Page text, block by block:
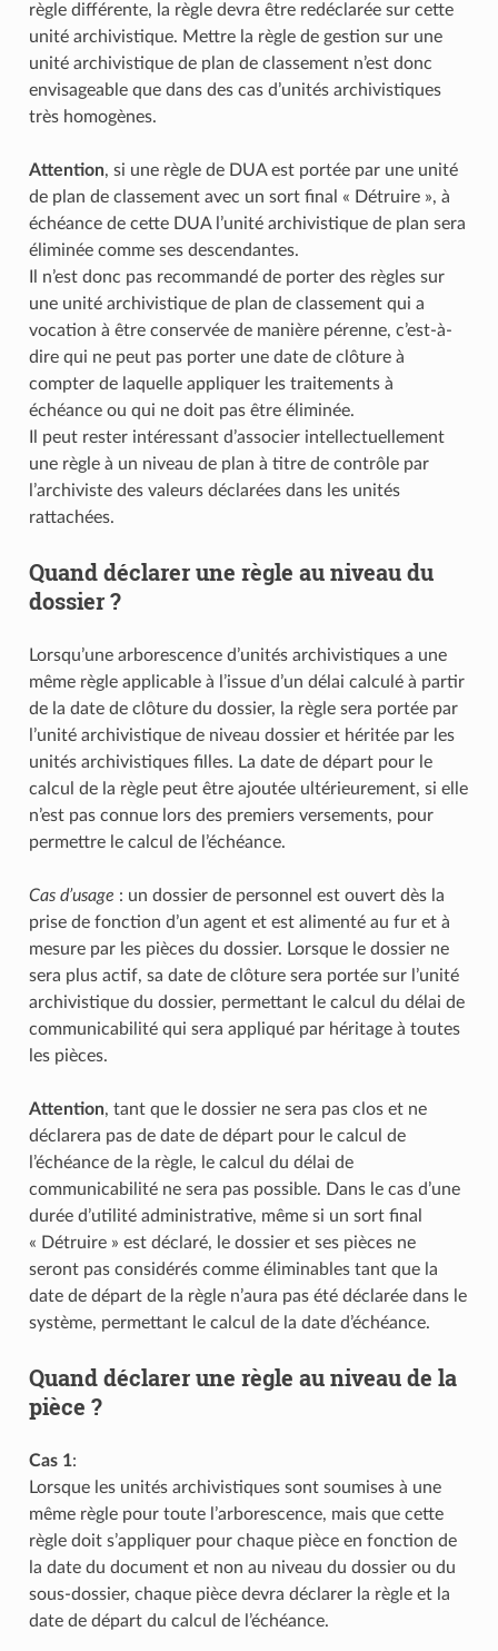
règle différente, la règle devra être redéclarée sur cette
unité archivistique. Mettre la règle de gestion sur une
unité archivistique de plan de classement n’est donc
envisageable que dans des cas d’unités archivistiques
très homogènes.
Attention, si une règle de DUA est portée par une unité
de plan de classement avec un sort final « Détruire », à
échéance de cette DUA l’unité archivistique de plan sera
éliminée comme ses descendantes.
Il n’est donc pas recommandé de porter des règles sur
une unité archivistique de plan de classement qui a
vocation à être conservée de manière pérenne, c’est-à-
dire qui ne peut pas porter une date de clôture à
compter de laquelle appliquer les traitements à
échéance ou qui ne doit pas être éliminée.
Il peut rester intéressant d’associer intellectuellement
une règle à un niveau de plan à titre de contrôle par
l’archiviste des valeurs déclarées dans les unités
rattachées.
Quand déclarer une règle au niveau du
dossier ?
Lorsqu’une arborescence d’unités archivistiques a une
même règle applicable à l’issue d’un délai calculé à partir
de la date de clôture du dossier, la règle sera portée par
l’unité archivistique de niveau dossier et héritée par les
unités archivistiques filles. La date de départ pour le
calcul de la règle peut être ajoutée ultérieurement, si elle
n’est pas connue lors des premiers versements, pour
permettre le calcul de l’échéance.
Cas d’usage : un dossier de personnel est ouvert dès la
prise de fonction d’un agent et est alimenté au fur et à
mesure par les pièces du dossier. Lorsque le dossier ne
sera plus actif, sa date de clôture sera portée sur l’unité
archivistique du dossier, permettant le calcul du délai de
communicabilité qui sera appliqué par héritage à toutes
les pièces.
Attention, tant que le dossier ne sera pas clos et ne
déclarera pas de date de départ pour le calcul de
l’échéance de la règle, le calcul du délai de
communicabilité ne sera pas possible. Dans le cas d’une
durée d’utilité administrative, même si un sort final
« Détruire » est déclaré, le dossier et ses pièces ne
seront pas considérés comme éliminables tant que la
date de départ de la règle n’aura pas été déclarée dans le
système, permettant le calcul de la date d’échéance.
Quand déclarer une règle au niveau de la
pièce ?
Cas 1:
Lorsque les unités archivistiques sont soumises à une
même règle pour toute l’arborescence, mais que cette
règle doit s’appliquer pour chaque pièce en fonction de
la date du document et non au niveau du dossier ou du
sous-dossier, chaque pièce devra déclarer la règle et la
date de départ du calcul de l’échéance.